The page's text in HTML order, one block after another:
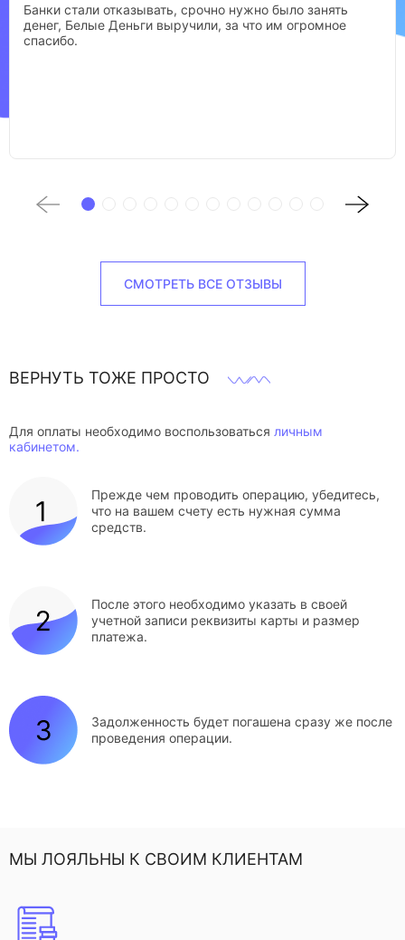
Банки стали отказывать, срочно нужно было занять
денег, Белые Деньги выручили, за что им огромное
спасибо.
СМОТРЕТЬ ВСЕ ОТЗЫВЫ
ВЕРНУТЬ ТОЖЕ ПРОСТО
Для оплаты необходимо воспользоваться личным
кабинетом.
Прежде чем проводить операцию, убедитесь,
что на вашем счету есть нужная сумма
средств.
После этого необходимо указать в своей
учетной записи реквизиты карты и размер
платежа.
Задолженность будет погашена сразу же после
проведения операции.
МЫ ЛОЯЛЬНЫ К СВОИМ КЛИЕНТАМ